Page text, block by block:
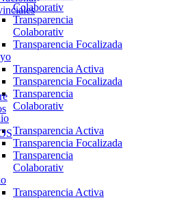
Colaborativ
Transparencia
Colaborativ
Transparencia Focalizada
Transparencia Activa
Transparencia Focalizada
Transparencia
Colaborativ
Transparencia Activa
Transparencia Focalizada
Transparencia
Colaborativ
Transparencia Activa